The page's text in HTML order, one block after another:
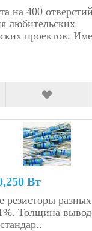
на 400
любительских
проектов.
Вт
Толщина